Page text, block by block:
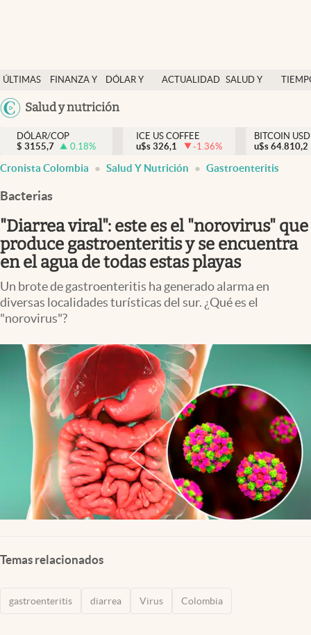
ÚLTIMAS
NOTICIAS
FINANZA Y
DÓLAR Y
ACTUALIDAD SALUD Y
México
USA
Salud y nutrición
Salud y nutrición
Vida espiritual
Actualidad
Colombia
DÓLAR/COP
$ 3155,7 0.18%
ICE US COFFEE
u$s 326,1 -1.36%
BITCOIN USD
u$s 64.810,2
Cronista Colombia Salud Y Nutrición Gastroenteritis
Bacterias
"Diarrea viral": este es el "norovirus" que
produce gastroenteritis y se encuentra
en el agua de todas estas playas
Un brote de gastroenteritis ha generado alarma en
diversas localidades turísticas del sur. ¿Qué es el
"norovirus"?
Temas relacionados
gastroenteritis diarrea Virus Colombia